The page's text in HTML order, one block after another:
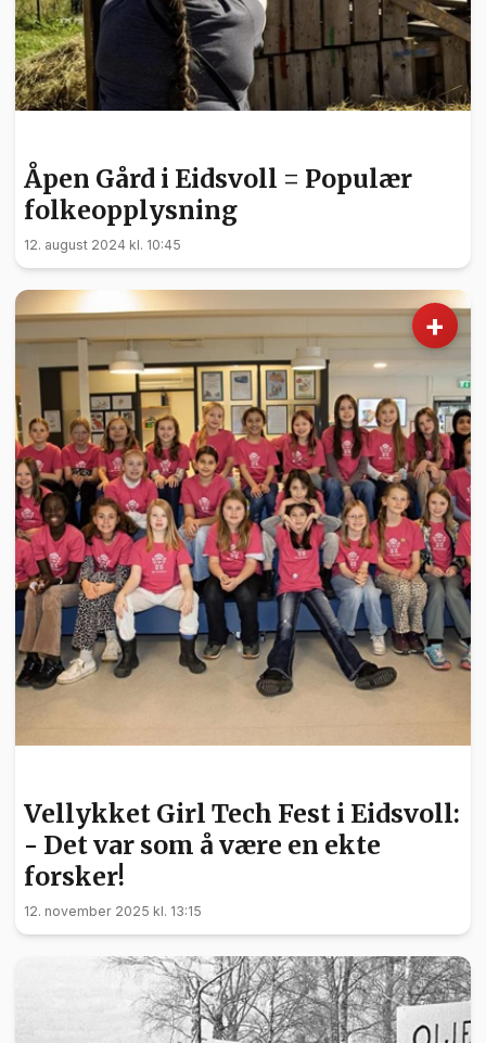
Åpen Gård i Eidsvoll = Populær
folkeopplysning
12. august 2024 kl. 10:45
+
Vellykket Girl Tech Fest i Eidsvoll:
- Det var som å være en ekte
forsker!
12. november 2025 kl. 13:15